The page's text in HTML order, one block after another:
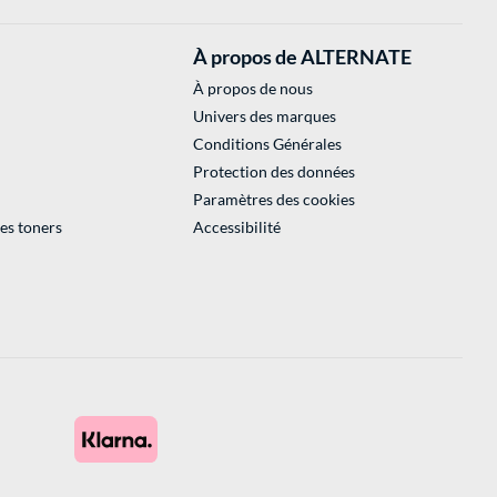
toners
À propos de ALTERNATE
À propos de nous
Univers des marques
Conditions Générales
Protection des données
Paramètres des cookies
Accessibilité